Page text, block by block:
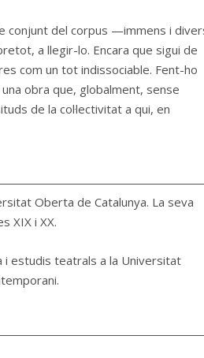
conjunt del corpus —immens i
a llegir-lo. Encara que sigui de
com un tot indissociable. Fent-ho
obra que, globalment, sense
de la col·lectivitat a qui, en
Oberta de Catalunya. La seva
XIX i XX.
estudis teatrals a la Universitat